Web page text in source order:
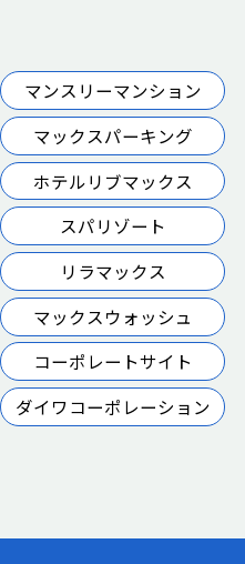
マンスリーマンション
マックスパーキング
ホテルリブマックス
スパリゾート
リラマックス
マックスウォッシュ
コーポレートサイト
ダイワコーポレーション